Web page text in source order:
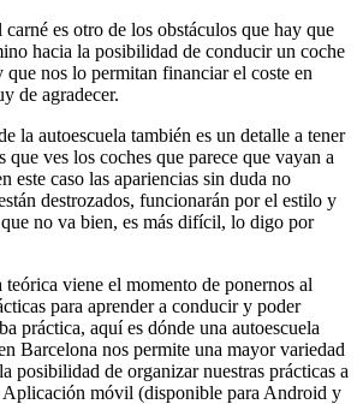
carné es otro de los obstáculos que hay que
hacia la posibilidad de conducir un coche
que nos lo permitan financiar el coste en
de agradecer.
la autoescuela también es un detalle a tener
que ves los coches que parece que vayan a
este caso las apariencias sin duda no
destrozados, funcionarán por el estilo y
no va bien, es más difícil, lo digo por
teórica viene el momento de ponernos al
para aprender a conducir y poder
práctica, aquí es dónde una autoescuela
Barcelona nos permite una mayor variedad
posibilidad de organizar nuestras prácticas a
Aplicación móvil (disponible para Android y